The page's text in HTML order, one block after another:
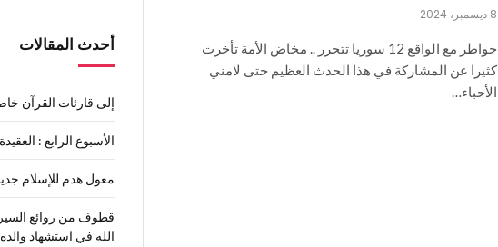
8 ديسمبر، 2024
خواطر مع الواقع 12 سوريا تتحرر .. مخاض الأمة تأخرت
كثيرا عن المشاركة في هذا الحدث العظيم حتى لامني
الأحباء…
أحدث المقالات
إلى قارئات القرآن
الأسبوع الرابع :
معول هدم للإسلام
الله في استشهاد